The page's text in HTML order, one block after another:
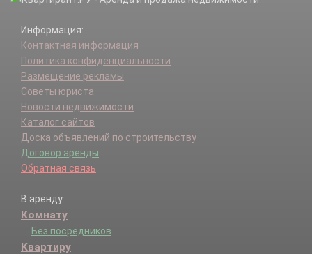
Информация:
Контактная информация
Политика конфиденциальности
Размещение рекламы
Советы юриста
Новости недвижимости
Каталог сайтов
Доска объявлений по строительству
Договор аренды
Обратная связь
В аренду:
Комнату
Без посредников
Квартиру